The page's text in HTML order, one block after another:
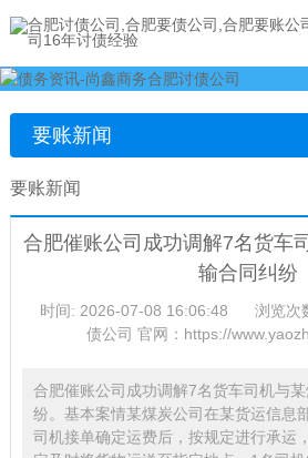
要账新闻
要账新闻
合肥催账公司成功调解7名货车
输合同纠纷
时间: 2026-07-08 16:06:48 浏览次
债公司 官网：https://
合肥催账公司成功调解7名货车司机与
纷。基本案情某煤炭公司在某货运信息
司机接单确定运费后，按规定进行承运